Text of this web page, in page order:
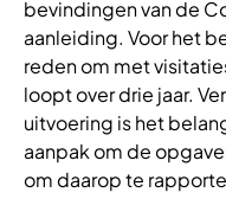
bevindingen van de
aanleiding. Voor het
reden om met
loopt over drie jaar.
uitvoering is het
aanpak om de
om daarop te